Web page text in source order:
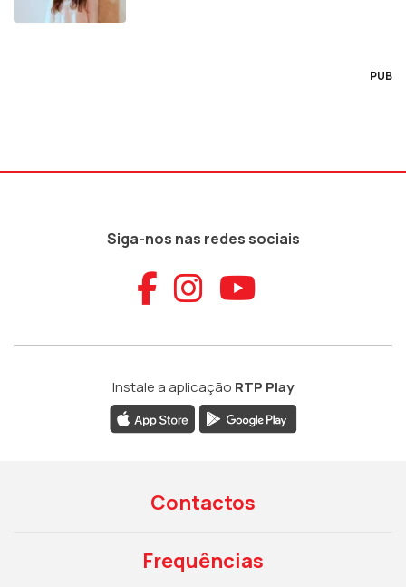
PUB
Siga-nos nas redes sociais
Aceder ao
Aceder ao
Aceder
Instale a aplicação RTP Play
Contactos
Frequências